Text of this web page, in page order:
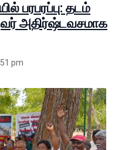
பரபரப்பு: தடம்
அதிர்ஷ்டவசமாக
pm